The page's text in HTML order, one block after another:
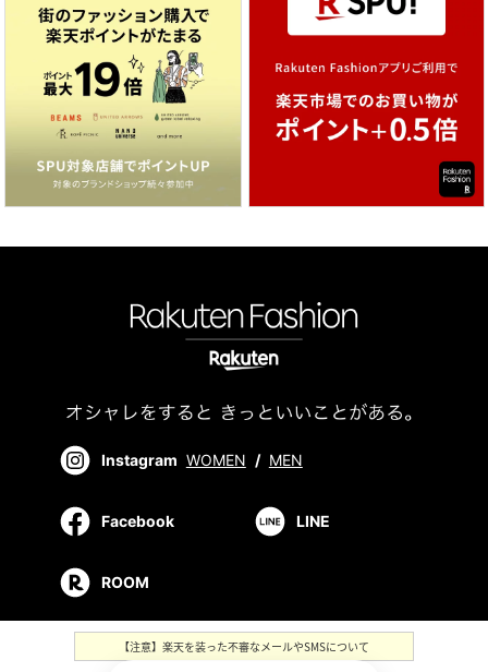
Instagram WOMEN / MEN
Facebook LINE
ROOM
【注意】楽天を装った不審なメールやSMSについて